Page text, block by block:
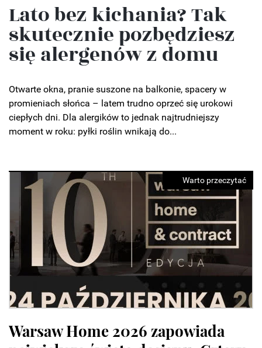
Lato bez kichania? Tak
skutecznie pozbędziesz
się alergenów z domu
Otwarte okna, pranie suszone na balkonie, spacery w
promieniach słońca – latem trudno oprzeć się urokowi
ciepłych dni. Dla alergików to jednak najtrudniejszy
moment w roku: pyłki roślin wnikają do...
Warto przeczytać
Mid-century modern bez